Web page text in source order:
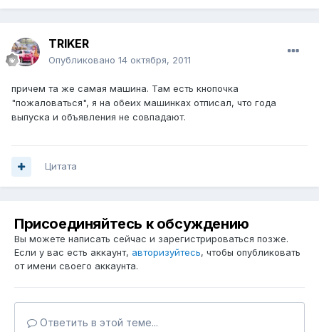
TRIKER
Опубликовано 14 октября, 2011
причем та же самая машина. Там есть кнопочка
"пожаловаться", я на обеих машинках отписал, что года
выпуска и объявления не совпадают.
Цитата
Присоединяйтесь к обсуждению
Вы можете написать сейчас и зарегистрироваться позже.
Если у вас есть аккаунт, авторизуйтесь, чтобы опубликовать
от имени своего аккаунта.
Ответить в этой теме...